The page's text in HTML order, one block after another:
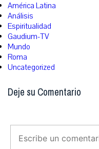
América Latina
Análisis
Espiritualidad
Gaudium-TV
Mundo
Roma
Uncategorized
Deje su Comentario